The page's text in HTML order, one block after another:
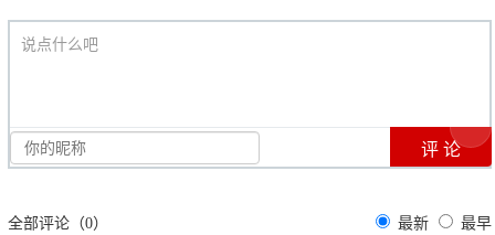
说点什么吧
全部评论（0） 最新 最早